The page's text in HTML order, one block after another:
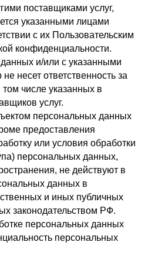
поставщиками услуг,
указанными лицами
с их Пользовательским
конфиденциальности.
и/или с указанными
несет ответственность за
том числе указанных в
услуг.
персональных данных
предоставления
или условия обработки
персональных данных,
не действуют в
данных в
и иных публичных
законодательством РФ.
персональных данных
персональных